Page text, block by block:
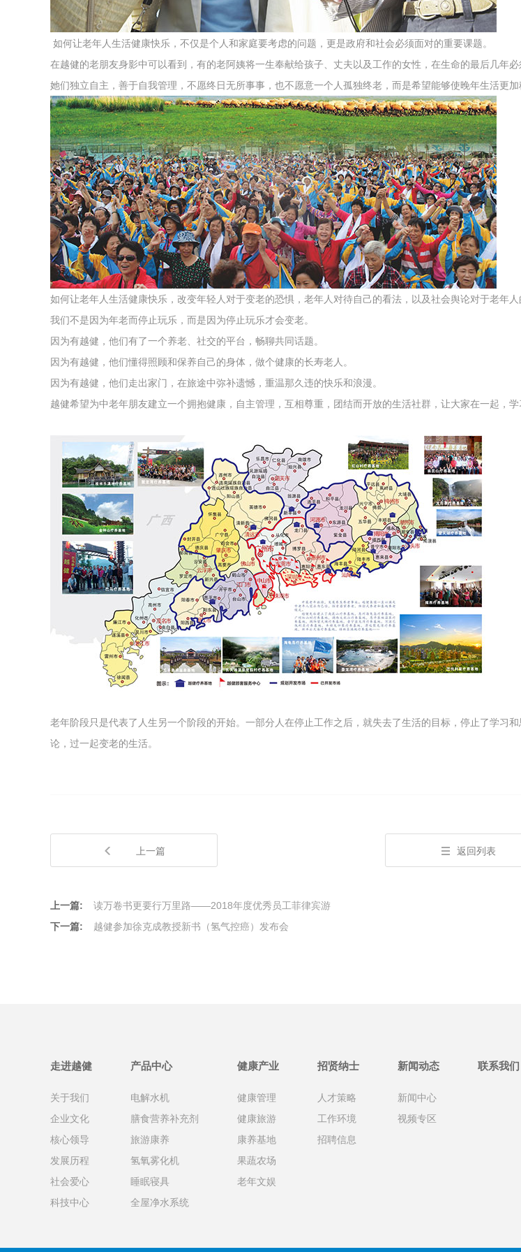
如何让老年人生活健康快乐，不仅是个人和家庭要考虑的问题，更是政府和社会必须面对的重要课题。
在越健的老朋友身影中可以看到，有的老阿姨将一生奉献给孩子、丈夫以及工作的女性，在生命的最后几年
她们独立自主，善于自我管理，不愿终日无所事事，也不愿意一个人孤独终老，而是希望能够使晚年生活更加
如何让老年人生活健康快乐，改变年轻人对于变老的恐惧，老年人对待自己的看法，以及社会舆论对于老年人
我们不是因为年老而停止玩乐，而是因为停止玩乐才会变老。
因为有越健，他们有了一个养老、社交的平台，畅聊共同话题。
因为有越健，他们懂得照顾和保养自己的身体，做个健康的长寿老人。
因为有越健，他们走出家门，在旅途中弥补遗憾，重温那久违的快乐和浪漫。
越健希望为中老年朋友建立一个拥抱健康，自主管理，互相尊重，团结而开放的生活社群，让大家在一起，
老年阶段只是代表了人生另一个阶段的开始。一部分人在停止工作之后，就失去了生活的目标，停止了学习
论，过一起变老的生活。
上一篇 返回列表
上一篇:
读万卷书更要行万里路——2018年度优秀员工菲律宾游
下一篇:
越健参加徐克成教授新书（氢气控癌）发布会
走进越健
关于我们
企业文化
核心领导
发展历程
社会爱心
科技中心
产品中心
电解水机
膳食营养补充剂
旅游康养
氢氧雾化机
睡眠寝具
全屋净水系统
健康产业
健康管理
健康旅游
康养基地
果蔬农场
老年文娱
招贤纳士
人才策略
工作环境
招聘信息
新闻动态
新闻中心
视频专区
联系我们